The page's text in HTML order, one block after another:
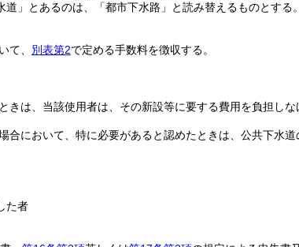
」とあるのは、「都市下水路」と読み替えるものとする。
て、 別表第2で定める手数料を徴収する。
は、当該使用者は、その新設等に要する費用を負担しな
において、特に必要があると認めたときは、公共下水道
た者